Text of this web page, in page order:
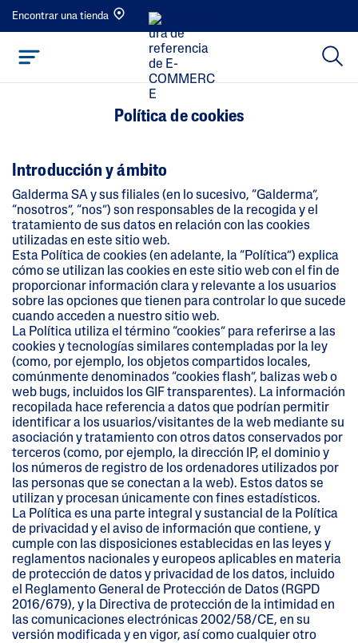
Encontrar una tienda
Política de cookies
Introducción y ámbito
Galderma SA y sus filiales (en lo sucesivo, “Galderma”,
“nosotros”, “nos”) son responsables de la recogida y el
tratamiento de sus datos en relación con las cookies
utilizadas en este sitio web.
Esta Política de cookies (en adelante, la “Política”) explica
cómo se utilizan las cookies en este sitio web con el fin de
proporcionar información clara y relevante a los usuarios
sobre las opciones que tienen para controlar lo que sucede
cuando acceden a nuestro sitio web.
La Política utiliza el término “cookies” para referirse a las
cookies y tecnologías similares contempladas por la ley
(como, por ejemplo, los objetos compartidos locales,
comúnmente denominados “cookies flash”, balizas web o
web bugs, incluidos los GIF transparentes). La información
recopilada hace referencia a datos que podrían permitir
identificar a los usuarios/visitantes de la web mediante su
asociación y tratamiento con otros datos conservados por
terceros (como, por ejemplo, la dirección IP, el dominio y
los números de registro de los ordenadores utilizados por
las personas que se conectan a la web). Estos datos se
utilizan y procesan únicamente con fines estadísticos.
La Política es una parte integral y sustancial de la Política
de privacidad y el aviso de información que contiene, y
cumple con las disposiciones establecidas en las leyes y
reglamentos nacionales y europeos aplicables en materia
de protección de datos y privacidad de los datos, incluido
el Reglamento General de Protección de Datos (RGPD
2016/679), y la Directiva de protección de la intimidad en
las comunicaciones electrónicas 2002/58/CE, en su
versión modificada y en vigor, así como cualquier otro